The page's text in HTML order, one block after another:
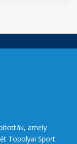
amely
Topolyai Sport